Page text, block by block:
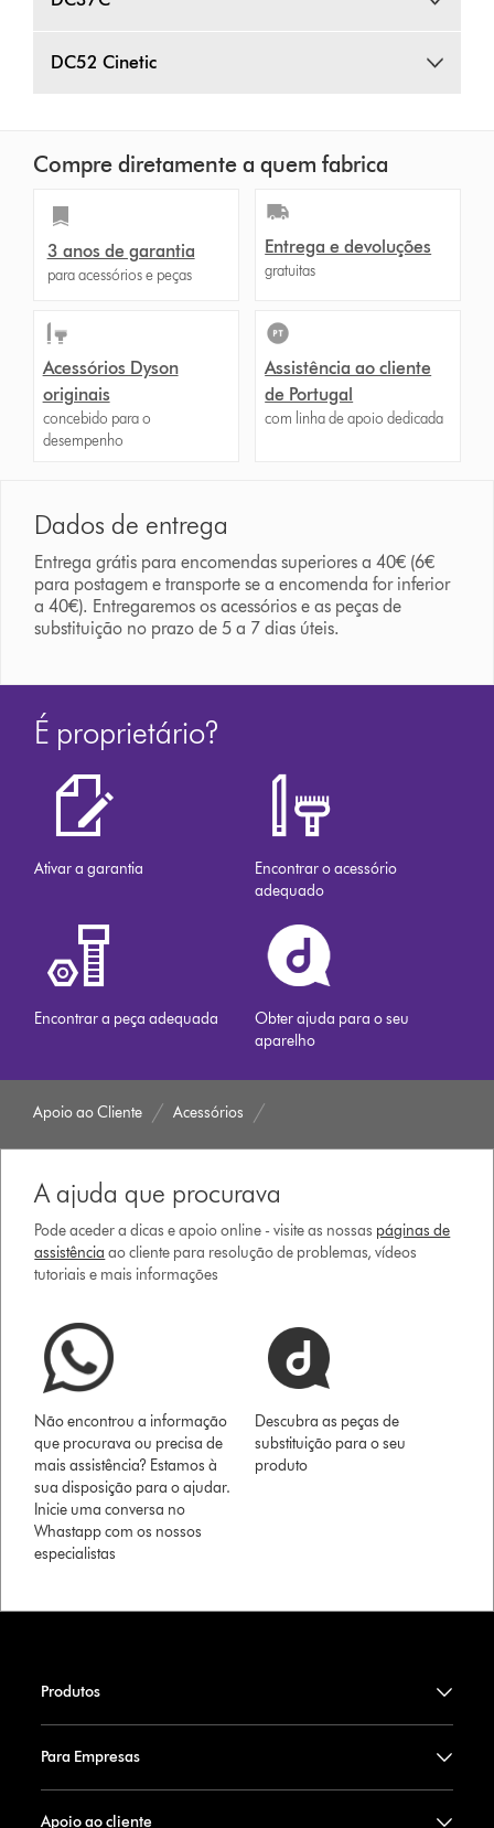
DC52 Cinetic
Compre diretamente a quem fabrica
3 anos de garantia
para acessórios e peças
Entrega e devoluções
gratuitas
Acessórios Dyson
originais
concebido para o
desempenho
Assistência ao cliente
de Portugal
com linha de apoio dedicada
Dados de entrega
Entrega grátis para encomendas superiores a 40€ (6€
para postagem e transporte se a encomenda for inferior
a 40€). Entregaremos os acessórios e as peças de
substituição no prazo de 5 a 7 dias úteis.
É proprietário?
Ativar a garantia
Encontrar o acessório
adequado
Encontrar a peça adequada
Obter ajuda para o seu
aparelho
Apoio ao Cliente Acessórios
A ajuda que procurava
Pode aceder a dicas e apoio online - visite as nossas páginas de
assistência ao cliente para resolução de problemas, vídeos
tutoriais e mais informações
Não encontrou a informação
que procurava ou precisa de
mais assistência? Estamos à
sua disposição para o ajudar.
Inicie uma conversa no
Whastapp com os nossos
especialistas
Descubra as peças de
substituição para o seu
produto
Produtos
Para Empresas
Apoio ao cliente